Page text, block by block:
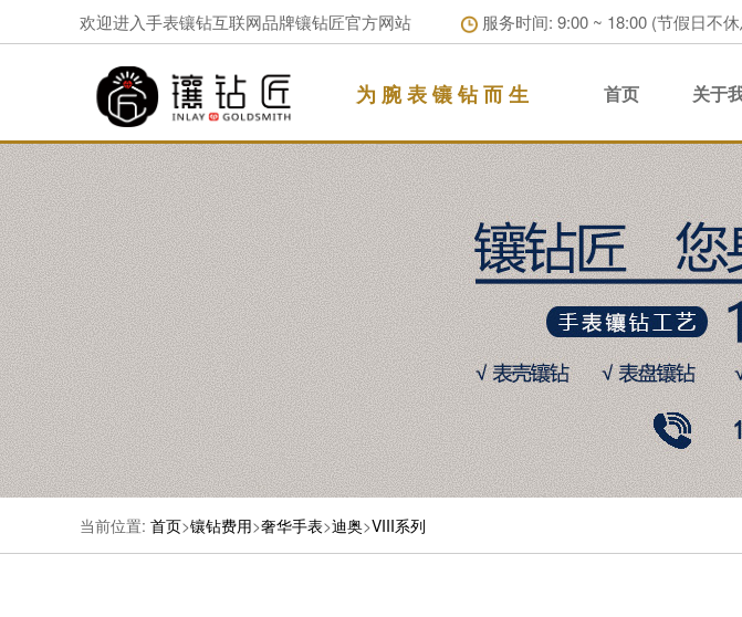
欢迎进入手表镶钻互联网品牌镶钻匠官方网站 服务时间: 9:00 ~ 18:00 (节假日不
为 腕 表 镶 钻 而 生 首页 关于
当前位置: 首页>镶钻费用>奢华手表>迪奥>VIII系列